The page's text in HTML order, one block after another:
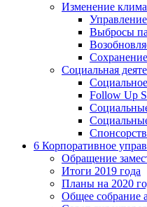
Изменение
Выбросы
Социальная
Follow Up
6 Корпоративное
Обращение
Итоги 2019 года
Планы на 2020
Общее собрание